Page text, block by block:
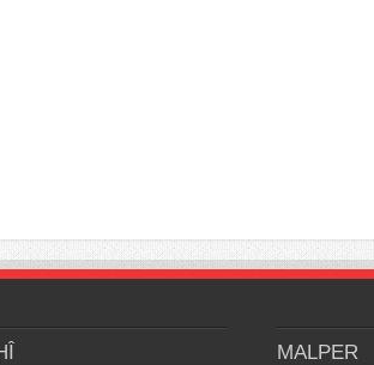
MALPER